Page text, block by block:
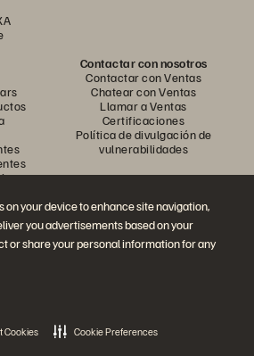
on your device to enhance site navigation,
you advertisements based on your
or share your personal information for any
Cookies Cookie Preferences
Contactar con nosotros
Contactar con Ventas
Chatear con Ventas
Llamar a Ventas
Certificaciones
Política de divulgación de
vulnerabilidades
a la conversación
sociales oficiales de Everpure
Inc. Todos los derechos reservados.
Condiciones de uso del Sitio WebAviso legal